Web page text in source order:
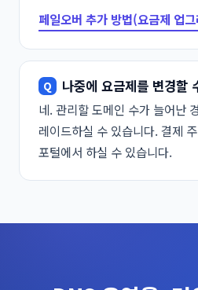
페일오버 추가 방법(요금제 업
나중에 요금제를 변경할
네. 관리할 도메인 수가 늘어난
레이드하실 수 있습니다. 결제
포털에서 하실 수 있습니다.